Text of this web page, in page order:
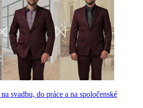
svadbu, do práce a na spoločenské